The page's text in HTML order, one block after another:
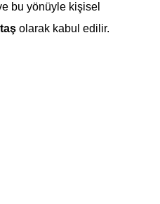
bu yönüyle kişisel
olarak kabul edilir.